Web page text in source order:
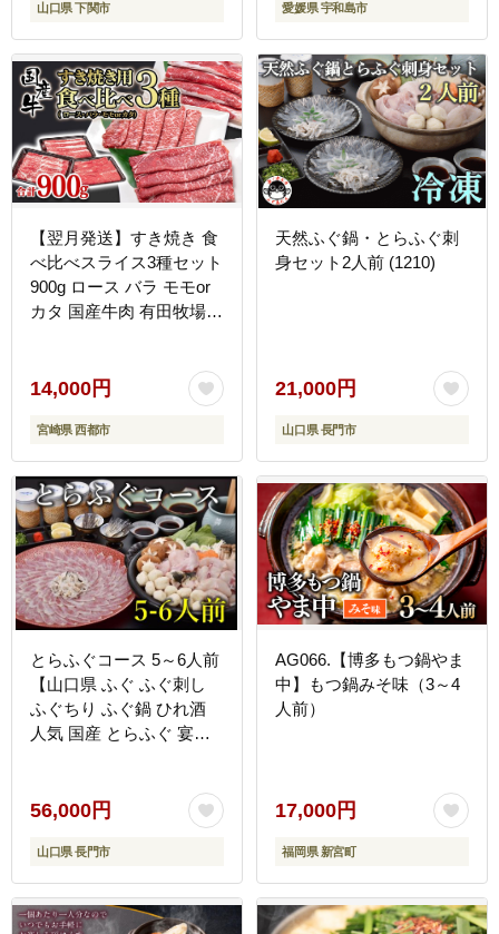
山口県 下関市 愛媛県 宇和島市
【翌月発送】すき焼き 食
べ比べスライス3種セット
900g ロース バラ モモor
カタ 国産牛肉 有田牧場＜
14,000円
宮崎県 西都市
天然ふぐ鍋・とらふぐ刺
身セット2人前 (1210)
21,000円
山口県 長門市
とらふぐコース 5～6人前
【山口県 ふぐ ふぐ刺し
ふぐちり ふぐ鍋 ひれ酒
人気 国産 とらふぐ 宴会
能 】(1508)
56,000円
山口県 長門市
AG066.【博多もつ鍋やま
中】もつ鍋みそ味（3～4
人前）
17,000円
福岡県 新宮町